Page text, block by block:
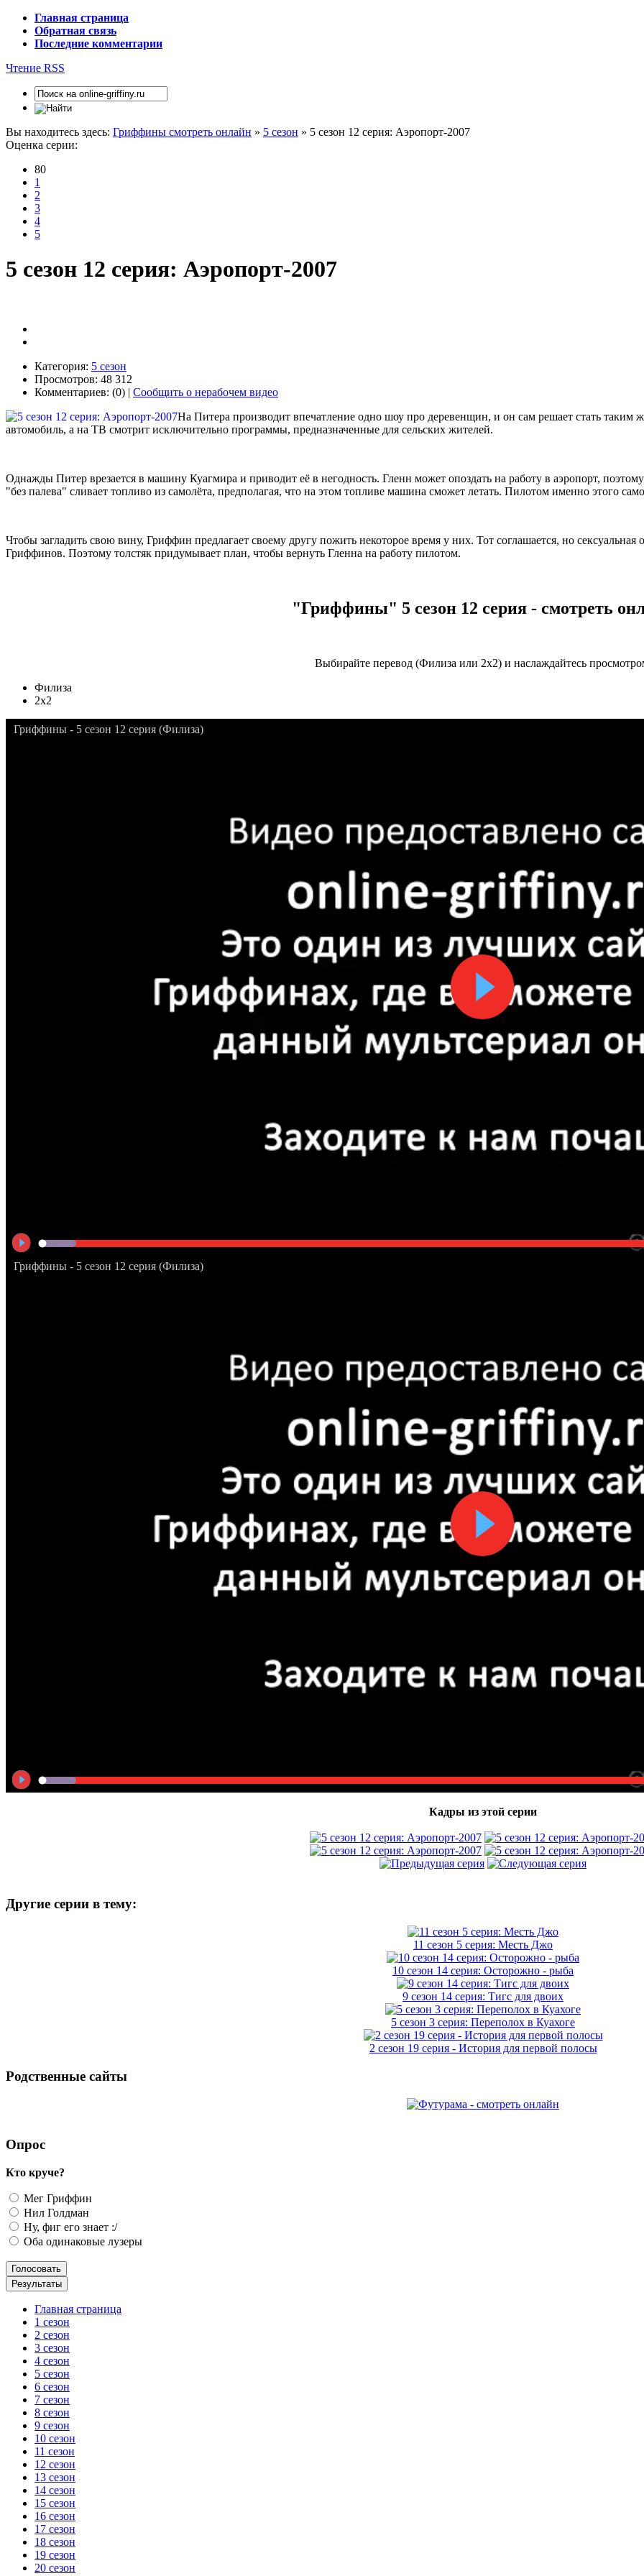
Главная страница
Обратная связь
Последние комментарии
Чтение RSS
Вы находитесь здесь: Гриффины смотреть онлайн » 5 сезон » 5 сезон 12 серия: Аэропорт-2007
Оценка серии:
80
1
2
3
4
5
5 сезон 12 серия: Аэропорт-2007
Категория: 5 сезон
Просмотров: 48 312
Комментариев: (0) | Сообщить о нерабочем видео
На Питера производит впечатление одно шоу про деревенщин, и он сам решает стать
автомобиль, а на ТВ смотрит исключительно программы, предназначенные для сельских жителей.
Однажды Питер врезается в машину Куагмира и приводит её в негодность. Гленн может опоздать на работу в аэропорт,
"без палева" сливает топливо из самолёта, предполагая, что на этом топливе машина сможет летать. Пилотом именно этого
Чтобы загладить свою вину, Гриффин предлагает своему другу пожить некоторое время у них. Тот соглашается, но сексуальная
Гриффинов. Поэтому толстяк придумывает план, чтобы вернуть Гленна на работу пилотом.
"Гриффины" 5 сезон 12 серия - смотреть
Выбирайте перевод (Филиза или 2x2) и наслаждайтесь
Филиза
2x2
Гриффины - 5 сезон 12 серия (Филиза)
Гриффины - 5 сезон 12 серия (Филиза)
Кадры из этой серии
Другие серии в тему:
11 сезон 5 серия: Месть Джо
10 сезон 14 серия: Осторожно - рыба
9 сезон 14 серия: Тигс для двоих
5 сезон 3 серия: Переполох в Куахоге
2 сезон 19 серия - История для первой полосы
Родственные сайты
Опрос
Кто круче?
Мег Гриффин
Нил Голдман
Ну, фиг его знает :/
Оба одинаковые лузеры
Главная страница
1 сезон
2 сезон
3 сезон
4 сезон
5 сезон
6 сезон
7 сезон
8 сезон
9 сезон
10 сезон
11 сезон
12 сезон
13 сезон
14 сезон
15 сезон
16 сезон
17 сезон
18 сезон
19 сезон
20 сезон